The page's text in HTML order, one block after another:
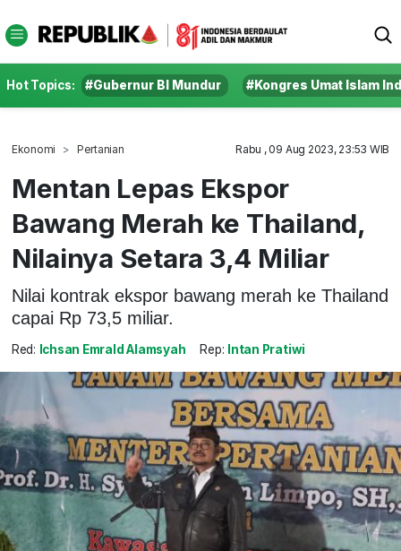
Hot Topics: #Gubernur BI Mundur #Kongres Umat Islam
Ekonomi Pertanian Rabu , 09 Aug 2023, 23:53 WIB
Mentan Lepas Ekspor
Bawang Merah ke Thailand,
Nilainya Setara 3,4 Miliar
Nilai kontrak ekspor bawang merah ke Thailand
capai Rp 73,5 miliar.
Red: Ichsan Emrald Alamsyah Rep: Intan Pratiwi